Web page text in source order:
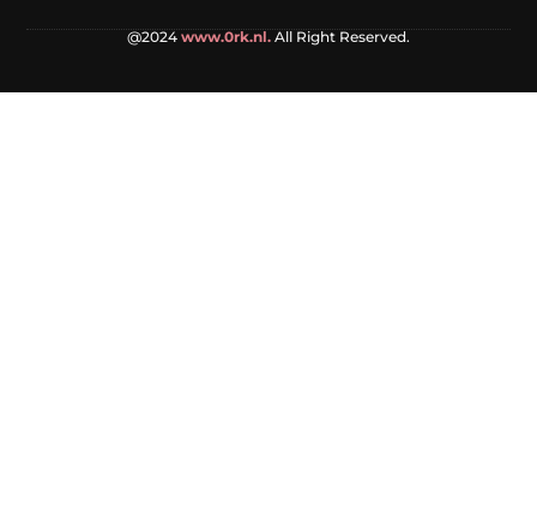
@2024 www.0rk.nl. All Right Reserved.